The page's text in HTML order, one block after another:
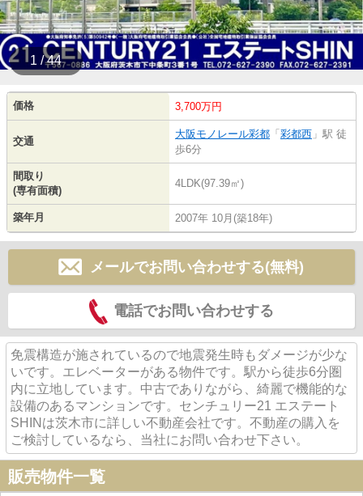
1 / 44
価格 3,700万円
交通
大阪モノレール彩都 「 彩都西 」駅 徒
歩6分
間取り
(専有面積)
4LDK(97.39㎡)
築年月 2007年 10月(築18年)
メールでお問い合わせする(無料)
電話でお問い合わせする
免震構造が施されているので地震発生時もダメージが少な
いです。エレベーターがある物件です。駅から徒歩6分圏
内に立地しています。中古でありながら、綺麗で機能的な
設備のあるマンションです。センチュリー21 エステート
SHINは茨木市に詳しい不動産会社です。不動産の購入を
ご検討しているなら、当社にお問い合わせ下さい。
販売物件一覧